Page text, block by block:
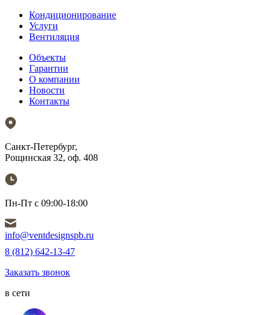
Кондиционирование
Услуги
Вентиляция
Объекты
Гарантии
О компании
Новости
Контакты
Санкт-Петербург,
Рощинская 32, оф. 408
Пн-Пт с 09:00-18:00
info@ventdesignspb.ru
8 (812) 642-13-47
Заказать звонок
в сети